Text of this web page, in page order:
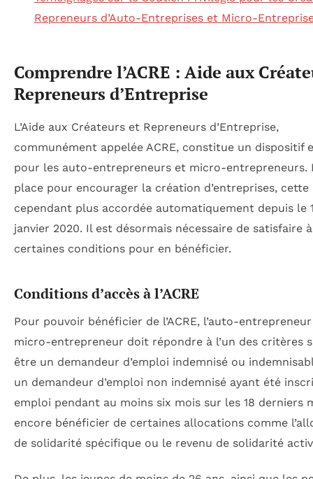
Repreneurs d’Auto-Entreprises et Micro-
Comprendre l’ACRE : Aide aux
Repreneurs d’Entreprise
L’Aide aux Créateurs et Repreneurs d’Entreprise,
communément appelée ACRE, constitue un dispositif
pour les auto-entrepreneurs et micro-entrepreneurs.
place pour encourager la création d’entreprises, cette
cependant plus accordée automatiquement depuis le
janvier 2020. Il est désormais nécessaire de satisfaire à
certaines conditions pour en bénéficier.
Conditions d’accès à l’ACRE
Pour pouvoir bénéficier de l’ACRE, l’auto-
micro-entrepreneur doit répondre à l’un des critères
être un demandeur d’emploi indemnisé ou
un demandeur d’emploi non indemnisé ayant été
emploi pendant au moins six mois sur les 18 derniers
encore bénéficier de certaines allocations comme
de solidarité spécifique ou le revenu de solidarité